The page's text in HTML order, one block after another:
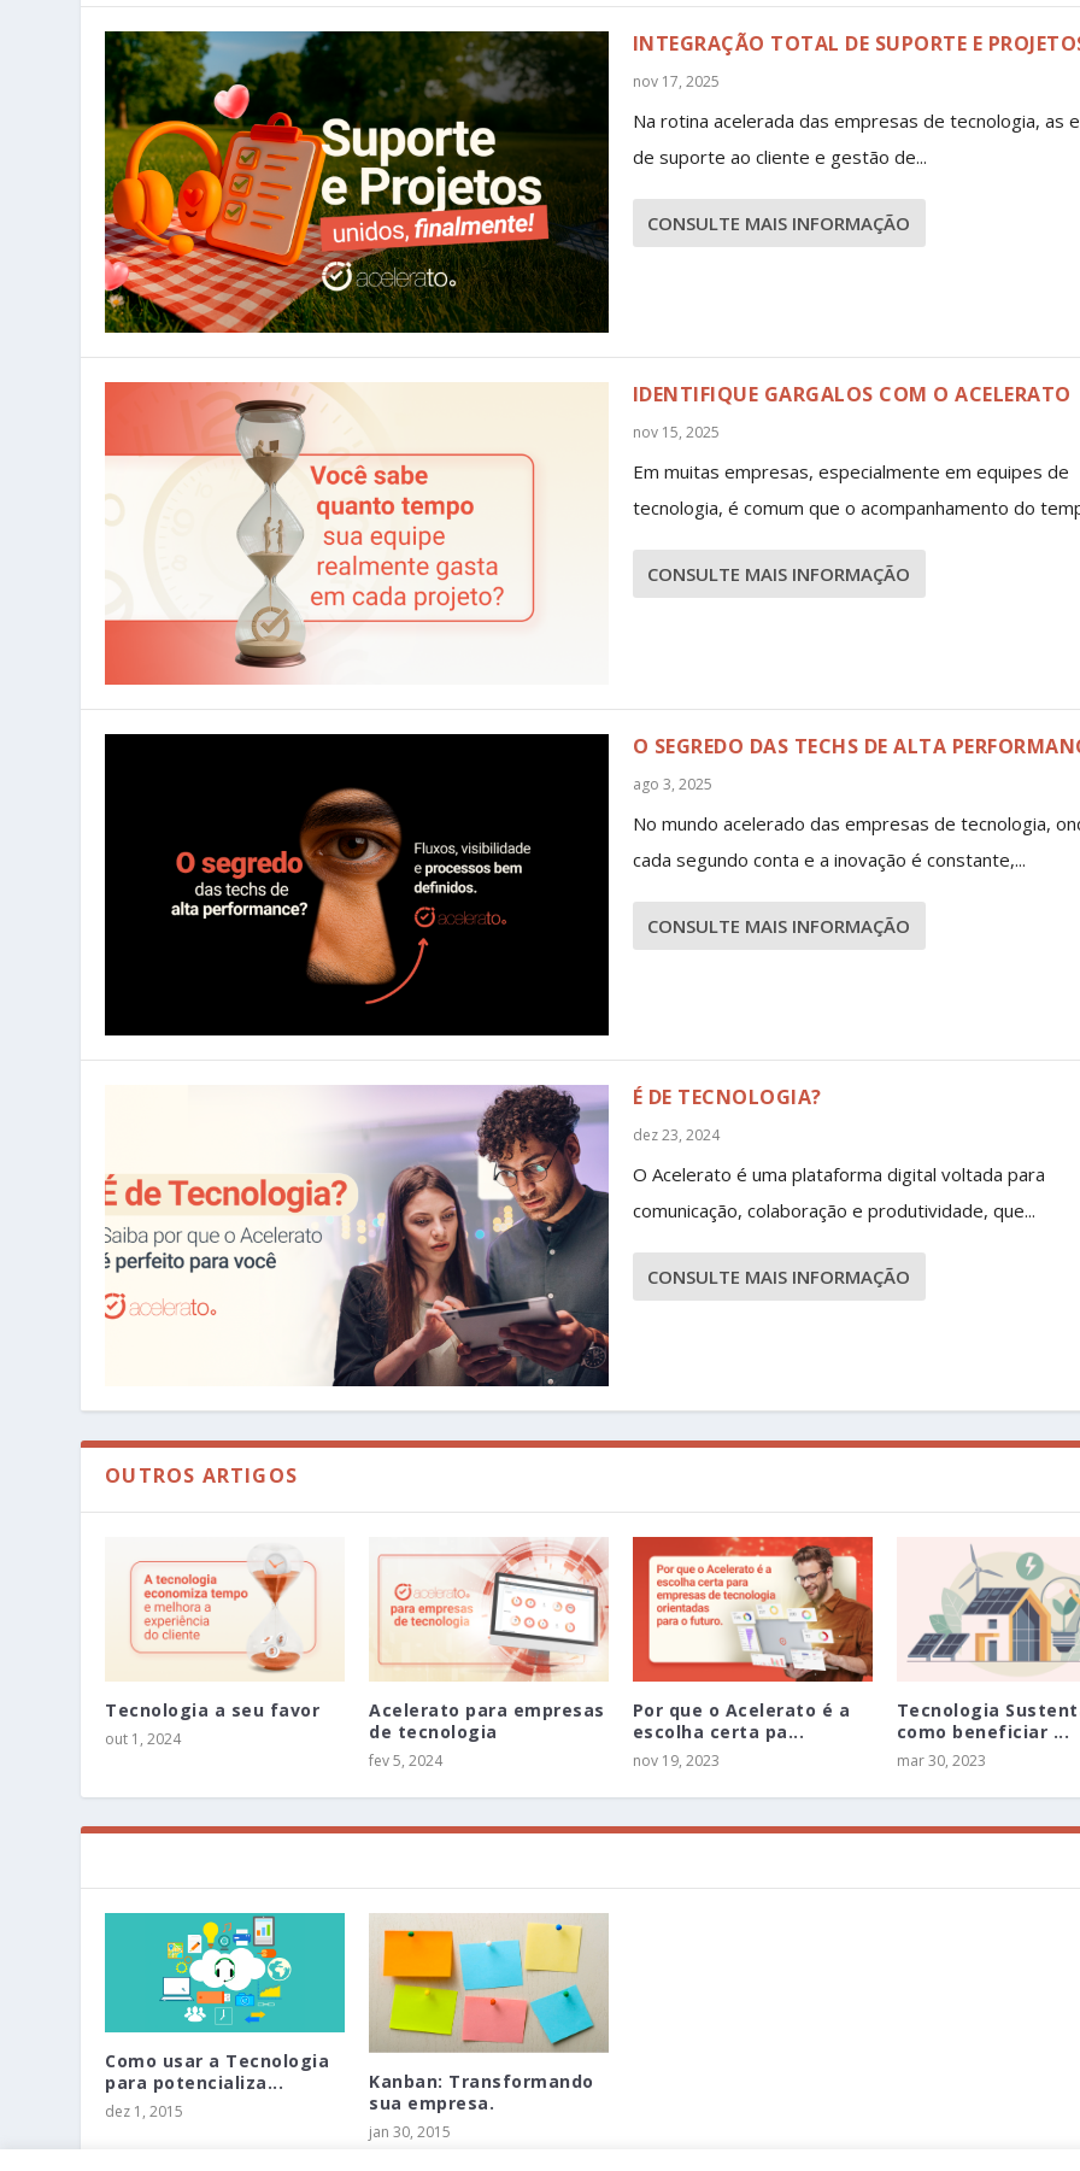
INTEGRAÇÃO TOTAL DE SUPORTE E
nov 17, 2025
Na rotina acelerada das empresas de tecnologia, as
de suporte ao cliente e gestão de...
CONSULTE MAIS INFORMAÇÃO
IDENTIFIQUE GARGALOS COM O ACELERATO
nov 15, 2025
Em muitas empresas, especialmente em equipes de
tecnologia, é comum que o acompanhamento do
CONSULTE MAIS INFORMAÇÃO
O SEGREDO DAS TECHS DE ALTA
ago 3, 2025
No mundo acelerado das empresas de tecnologia,
cada segundo conta e a inovação é constante,...
CONSULTE MAIS INFORMAÇÃO
É DE TECNOLOGIA?
dez 23, 2024
O Acelerato é uma plataforma digital voltada para
comunicação, colaboração e produtividade, que...
CONSULTE MAIS INFORMAÇÃO
OUTROS ARTIGOS
Tecnologia a seu favor
out 1, 2024
Acelerato para empresas
de tecnologia
fev 5, 2024
Por que o Acelerato é a
escolha certa pa...
nov 19, 2023
Tecnologia
como beneficiar ...
mar 30, 2023
Como usar a Tecnologia
para potencializa...
dez 1, 2015
Kanban: Transformando
sua empresa.
jan 30, 2015